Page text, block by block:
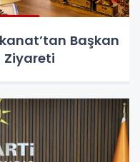
Başkan
Ziyareti